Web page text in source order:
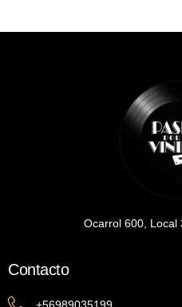
Ocarrol 600, Local
Contacto
+56989035199